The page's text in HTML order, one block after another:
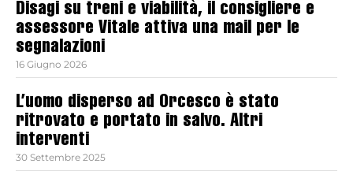
Disagi su treni e viabilità, il consigliere e
assessore Vitale attiva una mail per le
segnalazioni
16 Giugno 2026
L’uomo disperso ad Orcesco è stato
ritrovato e portato in salvo. Altri
interventi
30 Settembre 2025